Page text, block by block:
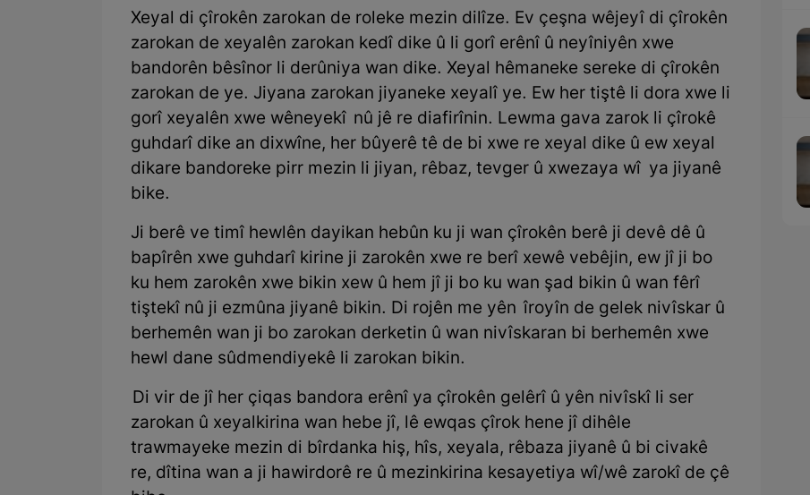
Xeyal di çîrokên zarokan de roleke mezin dilîze. Ev çeşna wêjeyî di çîrokên
zarokan de xeyalên zarokan kedî dike û li gorî erênî û neyîniyên xwe
bandorên bêsînor li derûniya wan dike. Xeyal hêmaneke sereke di çîrokên
zarokan de ye. Jiyana zarokan jiyaneke xeyalî ye. Ew her tiştê li dora xwe li
gorî xeyalên xwe wêneyekî nû jê re diafirînin. Lewma gava zarok li çîrokê
guhdarî dike an dixwîne, her bûyerê tê de bi xwe re xeyal dike û ew xeyal
dikare bandoreke pirr mezin li jiyan, rêbaz, tevger û xwezaya wî ya jiyanê
bike.
Ji berê ve timî hewlên dayikan hebûn ku ji wan çîrokên berê ji devê dê û
bapîrên xwe guhdarî kirine ji zarokên xwe re berî xewê vebêjin, ew jî ji bo
ku hem zarokên xwe bikin xew û hem jî ji bo ku wan şad bikin û wan fêrî
tiştekî nû ji ezmûna jiyanê bikin. Di rojên me yên îroyîn de gelek nivîskar û
berhemên wan ji bo zarokan derketin û wan nivîskaran bi berhemên xwe
hewl dane sûdmendiyekê li zarokan bikin.
Di vir de jî her çiqas bandora erênî ya çîrokên gelêrî û yên nivîskî li ser
zarokan û xeyalkirina wan hebe jî, lê ewqas çîrok hene jî dihêle
trawmayeke mezin di bîrdanka hiş, hîs, xeyala, rêbaza jiyanê û bi civakê
re, dîtina wan a ji hawirdorê re û mezinkirina kesayetiya wî/wê zarokî de çê